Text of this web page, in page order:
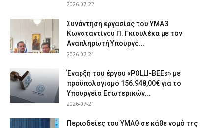
2026-07-22
Συνάντηση εργασίας του ΥΜΑΘ
Κωνσταντίνου Π. Γκιουλέκα με τον
Αναπληρωτή Υπουργό...
2026-07-21
Έναρξη του έργου «POLLI-BEEs» με
προϋπολογισμό 156.948,00€ για το
Υπουργείο Εσωτερικών...
2026-07-21
Περιοδείες του ΥΜΑΘ σε κάθε νομό της